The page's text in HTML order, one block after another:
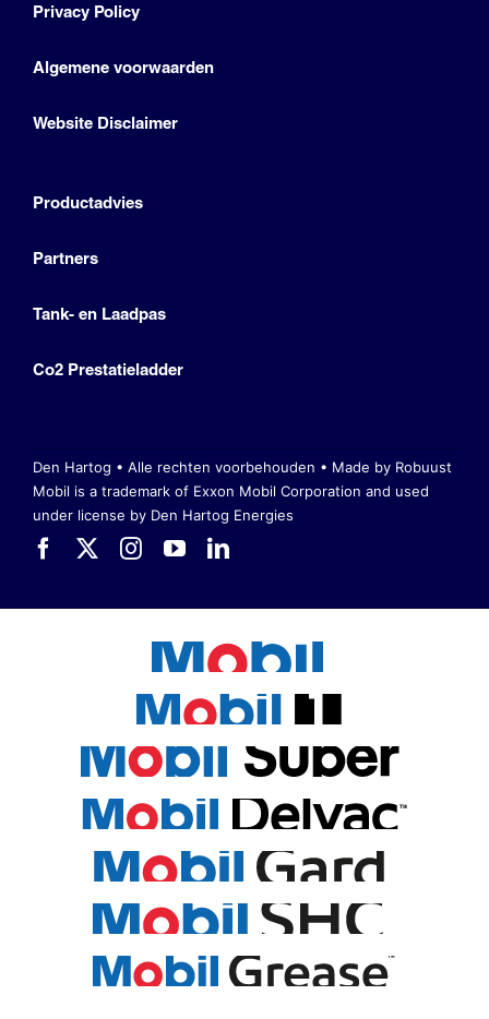
Privacy Policy
Algemene voorwaarden
Website Disclaimer
Productadvies
Partners
Tank- en Laadpas
Co2 Prestatieladder
Den Hartog • Alle rechten voorbehouden • Made by Robuust
Mobil is a trademark of Exxon Mobil Corporation and used
under license by Den Hartog Energies